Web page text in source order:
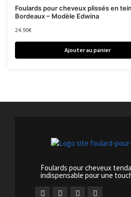
Foulards pour cheveux plissés en
Bordeaux – Modèle Edwina
24.90€
Ajouter au panier
Foulards pour cheveux
indispensable pour une